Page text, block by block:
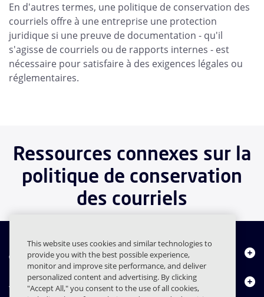
En d'autres termes, une politique de conservation des
courriels offre à une entreprise une protection
juridique si une preuve de documentation - qu'il
s'agisse de courriels ou de rapports internes - est
nécessaire pour satisfaire à des exigences légales ou
réglementaires.
Ressources connexes sur la
politique de conservation
des courriels
À propos de nous
Produits
This website uses cookies and similar technologies to
provide you with the best possible experience,
monitor and improve site performance, and deliver
personalized content and advertising. By clicking
"Accept All," you consent to the use of all cookies,